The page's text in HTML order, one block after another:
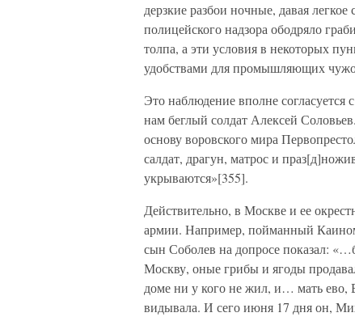
дерзкие разбои ночные, давая
полицейского надзора ободряло
толпа, а эти условия в некоторых
удобствами для промышляющих
Это наблюдение вполне
нам беглый солдат Алексей
основу воровского мира
салдат, драгун, матрос и
укрываются»[355].
Действительно, в Москве и ее
армии. Например, пойманный
сын Соболев на допросе показал:
Москву, оные грибы и ягоды
доме ни у кого не жил, и… мать ево,
видывала. И сего июня 17 дня он,